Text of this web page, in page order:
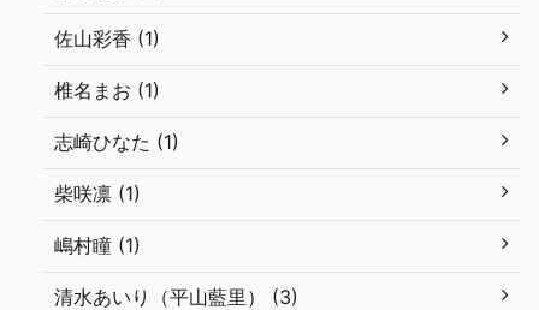
佐山彩香 (1)
椎名まお (1)
志崎ひなた (1)
柴咲凛 (1)
嶋村瞳 (1)
清水あいり（平山藍里） (3)